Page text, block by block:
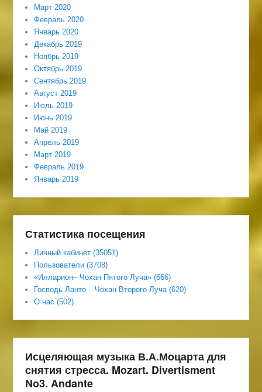
Март 2020
Февраль 2020
Январь 2020
Декабрь 2019
Ноябрь 2019
Октябрь 2019
Сентябрь 2019
Август 2019
Июль 2019
Июнь 2019
Май 2019
Апрель 2019
Март 2019
Февраль 2019
Январь 2019
Статистика посещения
Личный кабинет (35051)
Пользователи (3708)
«Илларион– Чохан Пятого Луча» (666)
Господь Ланто – Чохан Второго Луча (620)
О нас (502)
Исцеляющая музыка В.А.Моцарта для
снятия стресса. Mozart. Divertisment
No3. Andante